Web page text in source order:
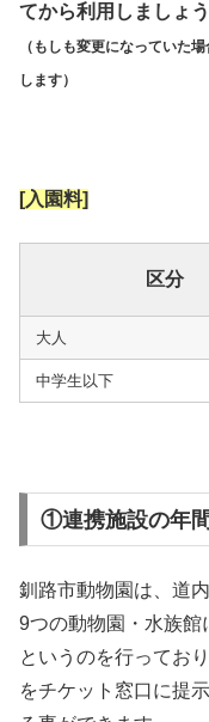
てから利用しましょう
（もしも変更になっていた
します）
[入園料]
区分
大人
中学生以下
①連携施設の年
釧路市動物園は、道
9つの動物園・水族
というのを行ってお
をチケット窓口に提